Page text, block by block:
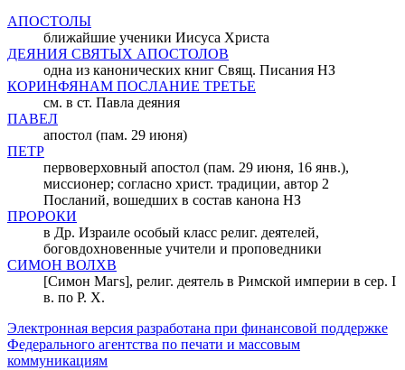
АПОСТОЛЫ
ближайшие ученики Иисуса Христа
ДЕЯНИЯ СВЯТЫХ АПОСТОЛОВ
одна из канонических книг Свящ. Писания НЗ
КОРИНФЯНАМ ПОСЛАНИЕ ТРЕТЬЕ
см. в ст. Павла деяния
ПАВЕЛ
апостол (пам. 29 июня)
ПЕТР
первоверховный апостол (пам. 29 июня, 16 янв.),
миссионер; согласно христ. традиции, автор 2
Посланий, вошедших в состав канона НЗ
ПРОРОКИ
в Др. Израиле особый класс религ. деятелей,
боговдохновенные учители и проповедники
СИМОН ВОЛХВ
[Симон Магs], религ. деятель в Римской империи в сер. I
в. по Р. Х.
Электронная версия разработана при финансовой поддержке
Федерального агентства по печати и массовым
коммуникациям